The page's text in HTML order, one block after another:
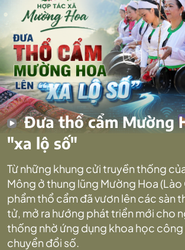
Đưa thổ cẩm Mường
"xa lộ số"
Từ những khung cửi truyền thống
Mông ở thung lũng Mường Hoa (Lào
phẩm thổ cẩm đã vươn lên các sàn
tử, mở ra hướng phát triển mới cho
thống nhờ ứng dụng khoa học công
chuyển đổi số.